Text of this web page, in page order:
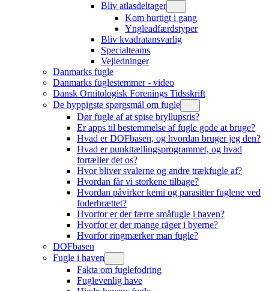
Bliv atlasdeltager
Kom hurtigt i gang
Yngleadfærdstyper
Bliv kvadratansvarlig
Specialteams
Vejledninger
Danmarks fugle
Danmarks fuglestemmer - video
Dansk Ornitologisk Forenings Tidsskrift
De hyppigste spørgsmål om fugle
Dør fugle af at spise bryllupsris?
Er apps til bestemmelse af fugle gode at bruge?
Hvad er DOFbasen, og hvordan bruger jeg den?
Hvad er punkttællingsprogrammet, og hvad
fortæller det os?
Hvor bliver svalerne og andre trækfugle af?
Hvordan får vi storkene tilbage?
Hvordan påvirker kemi og parasitter fuglene ved
foderbrættet?
Hvorfor er der færre småfugle i haven?
Hvorfor er der mange råger i byerne?
Hvorfor ringmærker man fugle?
DOFbasen
Fugle i haven
Fakta om fuglefodring
Fuglevenlig have